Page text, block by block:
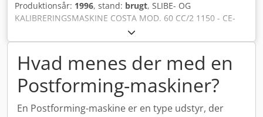
Produktionsår: 1996, stand: brugt, SLIBE- OG
KALIBRERINGSMASKINE COSTA MOD. 60 CC/2 1150 - CE-
GODKENDT - BRUGT - arbejdsbredde: 1150 mm - dobbelt
rulle Codjimtblopfx Ahmorf - justerbar
transportbåndshastighed - spænding: 380 V / 50 Hz -
serienr.: 951121/DR3 - årgang: 1996
Hvad menes der med en
Postforming-maskiner?
En Postforming-maskine er en type udstyr, der